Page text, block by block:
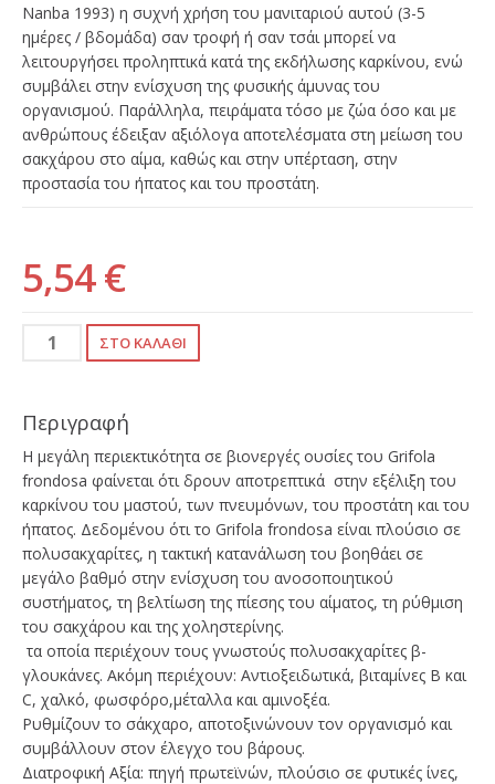
Nanba 1993) η συχνή χρήση του μανιταριού αυτού (3-5
ημέρες / βδομάδα) σαν τροφή ή σαν τσάι μπορεί να
λειτουργήσει προληπτικά κατά της εκδήλωσης καρκίνου, ενώ
συμβάλει στην ενίσχυση της φυσικής άμυνας του
οργανισμού. Παράλληλα, πειράματα τόσο με ζώα όσο και με
ανθρώπους έδειξαν αξιόλογα αποτελέσματα στη μείωση του
σακχάρου στο αίμα, καθώς και στην υπέρταση, στην
προστασία του ήπατος και του προστάτη.
5,54 €
Περιγραφή
Η μεγάλη περιεκτικότητα σε βιονεργές ουσίες του Grifola
frondosa φαίνεται ότι δρουν αποτρεπτικά στην εξέλιξη του
καρκίνου του μαστού, των πνευμόνων, του προστάτη και του
ήπατος. Δεδομένου ότι το Grifola frondosa είναι πλούσιο σε
πολυσακχαρίτες, η τακτική κατανάλωση του βοηθάει σε
μεγάλο βαθμό στην ενίσχυση του ανοσοποιητικού
συστήματος, τη βελτίωση της πίεσης του αίματος, τη ρύθμιση
του σακχάρου και της χοληστερίνης.
τα οποία περιέχουν τους γνωστούς πολυσακχαρίτες β-
γλουκάνες. Ακόμη περιέχουν: Αντιοξειδωτικά, βιταμίνες Β και
C, χαλκό, φωσφόρο,μέταλλα και αμινοξέα.
Ρυθμίζουν το σάκχαρο, αποτοξινώνουν τον οργανισμό και
συμβάλλουν στον έλεγχο του βάρους.
Διατροφική Αξία: πηγή πρωτεϊνών, πλούσιο σε φυτικές ίνες,